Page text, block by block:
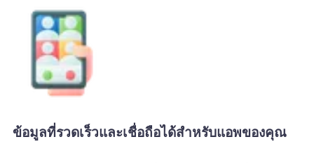
ข้อมูลที่รวดเร็วและเชื่อถือได้สำหรับแอพของคุณ